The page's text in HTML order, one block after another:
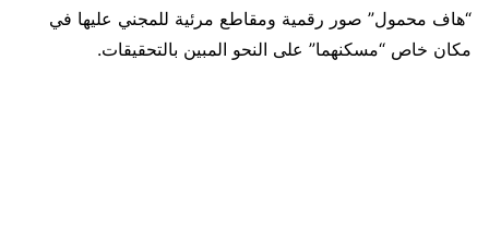
“هاف محمول” صور رقمية ومقاطع مرئية للمجني عليها في
مكان خاص “مسكنهما” على النحو المبين بالتحقيقات.